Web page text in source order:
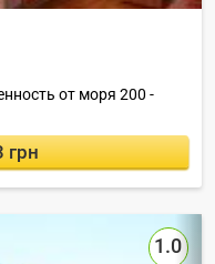
от моря 200 -
грн
1.0